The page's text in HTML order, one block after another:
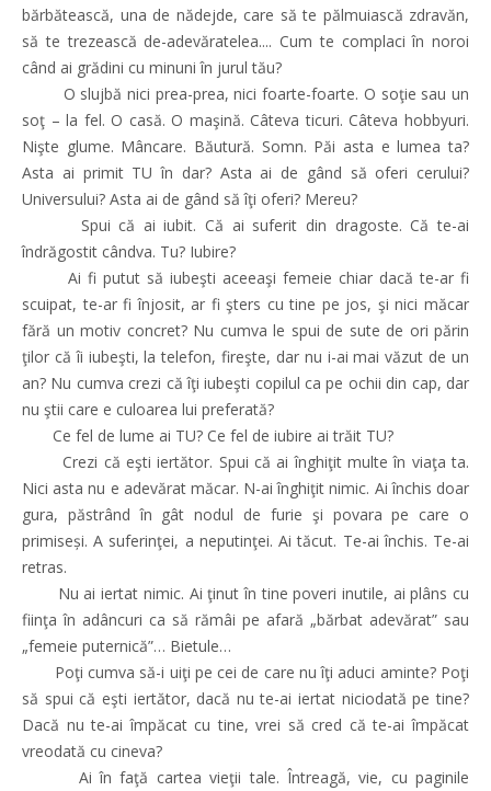
bărbătească, una de nădejde, care să te pălmuiască zdravăn,
să te trezească de-adevăratelea.... Cum te complaci în noroi
când ai grădini cu minuni în jurul tău?
O slujbă nici prea-prea, nici foarte-foarte. O soţie sau un
soţ – la fel. O casă. O maşină. Câteva ticuri. Câteva hobbyuri.
Nişte glume. Mâncare. Băutură. Somn. Păi asta e lumea ta?
Asta ai primit TU în dar? Asta ai de gând să oferi cerului?
Universului? Asta ai de gând să îţi oferi? Mereu?
Spui că ai iubit. Că ai suferit din dragoste. Că te-ai
îndrăgostit cândva. Tu? Iubire?
Ai fi putut să iubeşti aceeaşi femeie chiar dacă te-ar fi
scuipat, te-ar fi înjosit, ar fi şters cu tine pe jos, şi nici măcar
fără un motiv concret? Nu cumva le spui de sute de ori părin
ţilor că îi iubeşti, la telefon, fireşte, dar nu i-ai mai văzut de un
an? Nu cumva crezi că îţi iubeşti copilul ca pe ochii din cap, dar
nu ştii care e culoarea lui preferată?
Ce fel de lume ai TU? Ce fel de iubire ai trăit TU?
Crezi că eşti iertător. Spui că ai înghiţit multe în viaţa ta.
Nici asta nu e adevărat măcar. N-ai înghiţit nimic. Ai închis doar
gura, păstrând în gât nodul de furie şi povara pe care o
primiseși. A suferinţei, a neputinţei. Ai tăcut. Te-ai închis. Te-ai
retras.
Nu ai iertat nimic. Ai ţinut în tine poveri inutile, ai plâns cu
fiinţa în adâncuri ca să rămâi pe afară „bărbat adevărat” sau
„femeie puternică”… Bietule…
Poţi cumva să-i uiţi pe cei de care nu îţi aduci aminte? Poţi
să spui că eşti iertător, dacă nu te-ai iertat niciodată pe tine?
Dacă nu te-ai împăcat cu tine, vrei să cred că te-ai împăcat
vreodată cu cineva?
Ai în faţă cartea vieţii tale. Întreagă, vie, cu paginile